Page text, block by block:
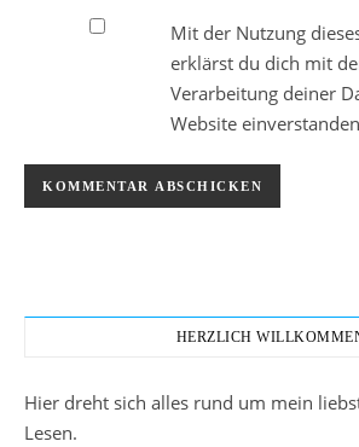
Mit der Nutzung
erklärst du dich mit
Verarbeitung deiner
Website
HERZLICH
Hier dreht sich alles rund um mein
Lesen.